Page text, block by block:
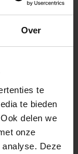
Over
te
te bieden
delen we
onze
Deze